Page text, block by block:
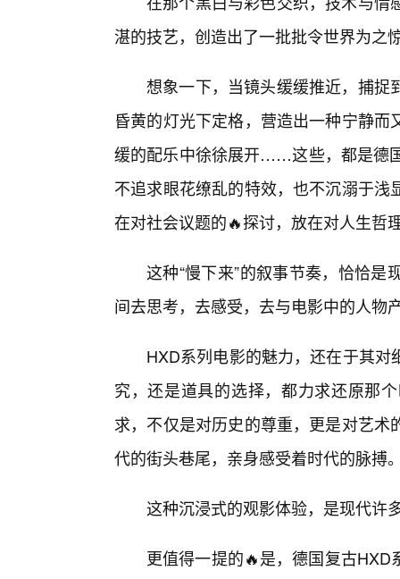
湛的技艺，创造出了一批批令世界为之
想象一下，当镜头缓缓推近，捕捉
昏黄的灯光下定格，营造出一种宁静
缓的配乐中徐徐展开……这些，都是德
不追求眼花缭乱的特效，也不沉溺于
在对社会议题的🔥探讨，放在对人生哲
这种“慢下来”的叙事节奏，恰恰
间去思考，去感受，去与电影中的人物
HXD系列电影的魅力，还在于其
究，还是道具的选择，都力求还原那
求，不仅是对历史的尊重，更是对艺
代的街头巷尾，亲身感受着时代的脉搏
这种沉浸式的观影体验，是现代许
更值得一提的🔥是，德国复古